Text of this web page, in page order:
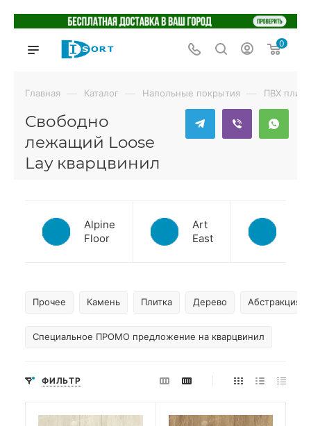
0
Главная — Каталог — Напольные покрытия — ПВХ
Свободно
лежащий Loose
Lay кварцвинил
Alpine
Floor
Art
East
Прочее Камень Плитка Дерево Абстракция
Специальное ПРОМО предложение на кварцвинил
ФИЛЬТР